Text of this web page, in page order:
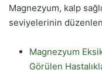
Magnezyum, kalp
seviyelerinin
Magnezyum
Görülen